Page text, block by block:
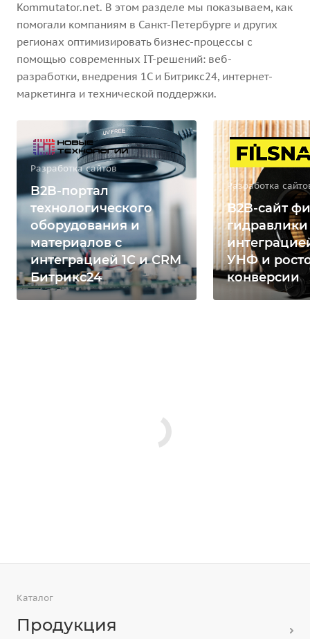
Kommutator.net. В этом разделе мы показываем, как
помогали компаниям в Санкт-Петербурге и других
регионах оптимизировать бизнес-процессы с
помощью современных IT-решений: веб-
разработки, внедрения 1С и Битрикс24, интернет-
маркетинга и технической поддержки.
Разработка сайтов
B2B-портал
технологического
оборудования и
материалов с
интеграцией 1С и CRM
Битрикс24
Разработка
B2B-сайт
гидравлики
УНФ и
конверсии
Каталог
Продукция